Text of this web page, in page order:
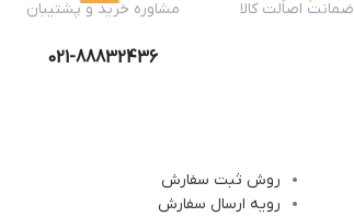
ضمانت اصالت کالا مشاوره خرید و پشتیبان
021-88832436
روش ثبت سفارش
رویه ارسال سفارش